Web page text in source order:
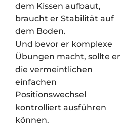
dem Kissen aufbaut,
braucht er Stabilität auf
dem Boden.
Und bevor er komplexe
Übungen macht, sollte er
die vermeintlichen
einfachen
Positionswechsel
kontrolliert ausführen
können.